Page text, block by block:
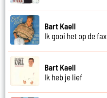
Bart Kaell
Ik gooi het op de fax
Bart Kaell
Ik heb je lief